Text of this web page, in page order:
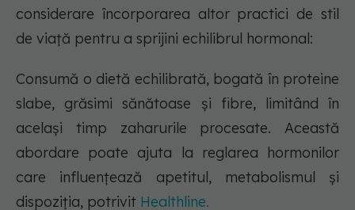
considerare încorporarea altor practici de stil
de viață pentru a sprijini echilibrul hormonal:
Consumă o dietă echilibrată, bogată în proteine
slabe, grăsimi sănătoase și fibre, limitând în
același timp zaharurile procesate. Această
abordare poate ajuta la reglarea hormonilor
care influențează apetitul, metabolismul și
dispoziția, potrivit Healthline.